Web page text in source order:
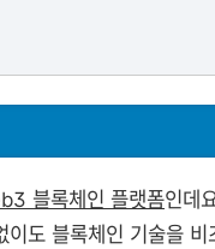
블록체인 플랫폼인데
도 블록체인 기술을